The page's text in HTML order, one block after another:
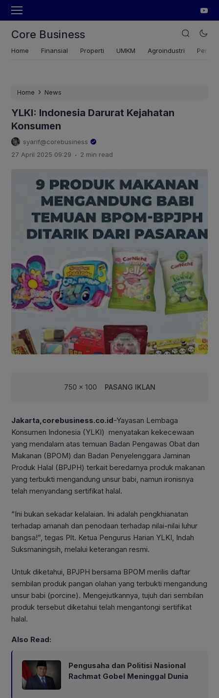
Core Business
Home Finansial Properti UMKM Agroindustri
Home › News
YLKI: Indonesia Darurat Kejahatan
Konsumen
syarif@corebusiness
27 April 2025 09:29 . 2 min read
750 x 100 PASANG IKLAN
Jakarta,corebusiness.co.id-Yayasan Lembaga
Konsumen Indonesia (YLKI) menyatakan kekecewaan
yang mendalam atas temuan Badan Pengawas Obat dan
Makanan (BPOM) dan Badan Penyelenggara Jaminan
Produk Halal (BPJPH) terkait beredarnya produk makanan
yang terbukti mengandung unsur babi, namun ironisnya
telah menyandang sertifikat halal.
“Ini bukan sekadar kelalaian. Ini adalah pengkhianatan
terhadap amanah dan penodaan terhadap nilai-nilai luhur
bangsa!”, tegas Plt. Ketua Pengurus Harian YLKI, Indah
Suksmaningsih, melalui keterangan resmi.
Untuk diketahui, BPJPH bersama BPOM merilis daftar
sembilan produk pangan olahan yang terbukti mengandung
unsur babi (porcine). Mengejutkannya, tujuh dari sembilan
produk tersebut diketahui telah mengantongi sertifikat
halal.
Also Read:
Pengusaha dan Politisi Nasional
Rachmat Gobel Meninggal Dunia